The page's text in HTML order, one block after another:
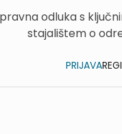
odluka s
stajalištem o
PRIJAVA